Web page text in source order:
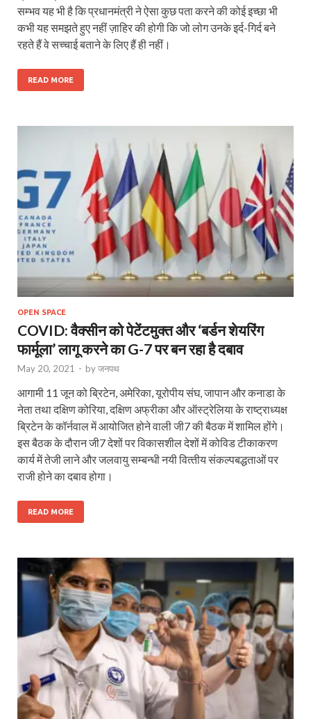
सम्भव यह भी है कि प्रधानमंत्री ने ऐसा कुछ पता करने की कोई इच्छा भी
कभी यह समझते हुए नहीं ज़ाहिर की होगी कि जो लोग उनके इर्द-गिर्द बने
रहते हैं वे सच्चाई बताने के लिए हैं ही नहीं।
READ MORE
OPEN SPACE
COVID: वैक्सीन को पेटेंटमुक्त और ‘बर्डन शेयरिंग
फार्मूला’ लागू करने का G-7 पर बन रहा है दबाव
May 20, 2021 - byजनपथ
आगामी 11 जून को ब्रिटेन, अमेरिका, यूरो‍पीय संघ, जापान और कनाडा के
नेता तथा दक्षिण कोरिया, दक्षिण अफ्रीका और ऑस्‍ट्रेलिया के राष्‍ट्राध्‍यक्ष
ब्रिटेन के कॉर्नवाल में आयोजित होने वाली जी7 की बैठक में शामिल होंगे।
इस बैठक के दौरान जी7 देशों पर विकासशील देशों में कोविड टीकाकरण
कार्य में तेजी लाने और जलवायु सम्‍बन्‍धी नयी वित्‍तीय संकल्‍पबद्धताओं पर
राजी होने का दबाव होगा।
READ MORE